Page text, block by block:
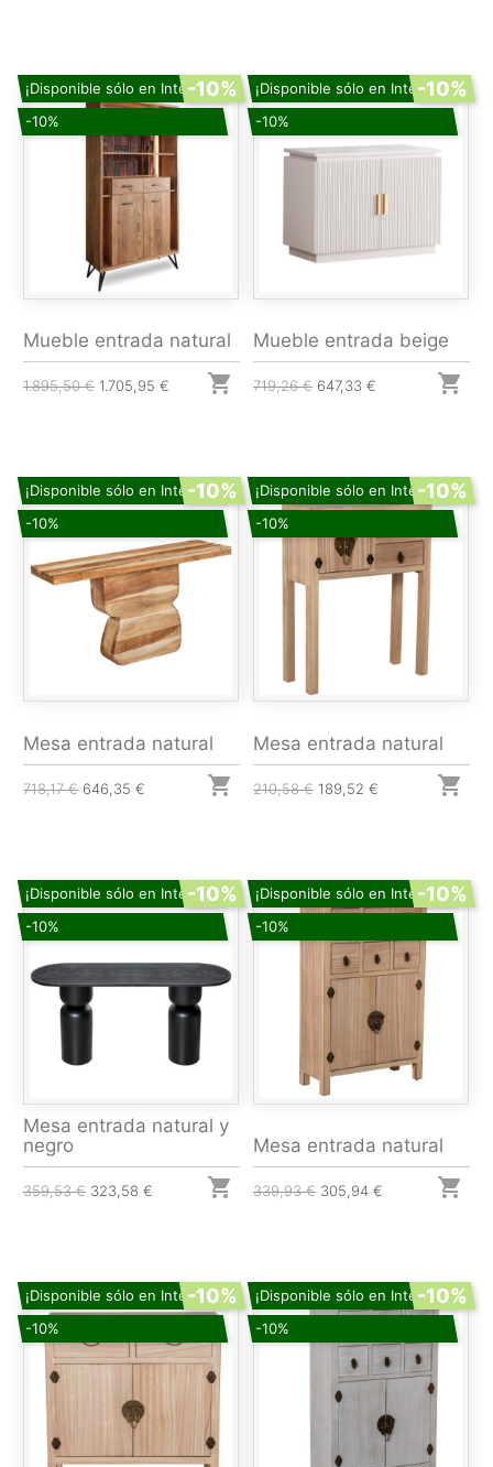
¡Disponible sólo en Internet!
-10%
-10%
Mueble entrada natural
1.895,50 € 1.705,95 € 
¡Disponible sólo en Internet!
-10%
-10%
Mueble entrada beige
719,26 € 647,33 € 
¡Disponible sólo en Internet!
-10%
-10%
Mesa entrada natural
718,17 € 646,35 € 
¡Disponible sólo en Internet!
-10%
-10%
Mesa entrada natural
210,58 € 189,52 € 
¡Disponible sólo en Internet!
-10%
-10%
Mesa entrada natural y
negro
359,53 € 323,58 € 
¡Disponible sólo en Internet!
-10%
-10%
Mesa entrada natural
339,93 € 305,94 € 
¡Disponible sólo en Internet!
-10%
-10%
¡Disponible sólo en Internet!
-10%
-10%